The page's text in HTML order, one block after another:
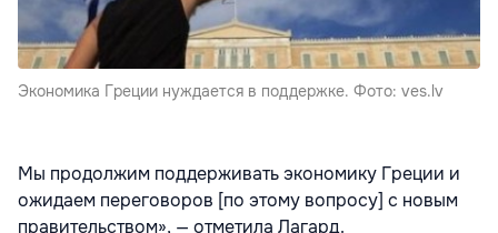
Экономика Греции нуждается в поддержке. Фото: ves.lv
Мы продолжим поддерживать экономику Греции и
ожидаем переговоров [по этому вопросу] с новым
правительством», — отметила Лагард.